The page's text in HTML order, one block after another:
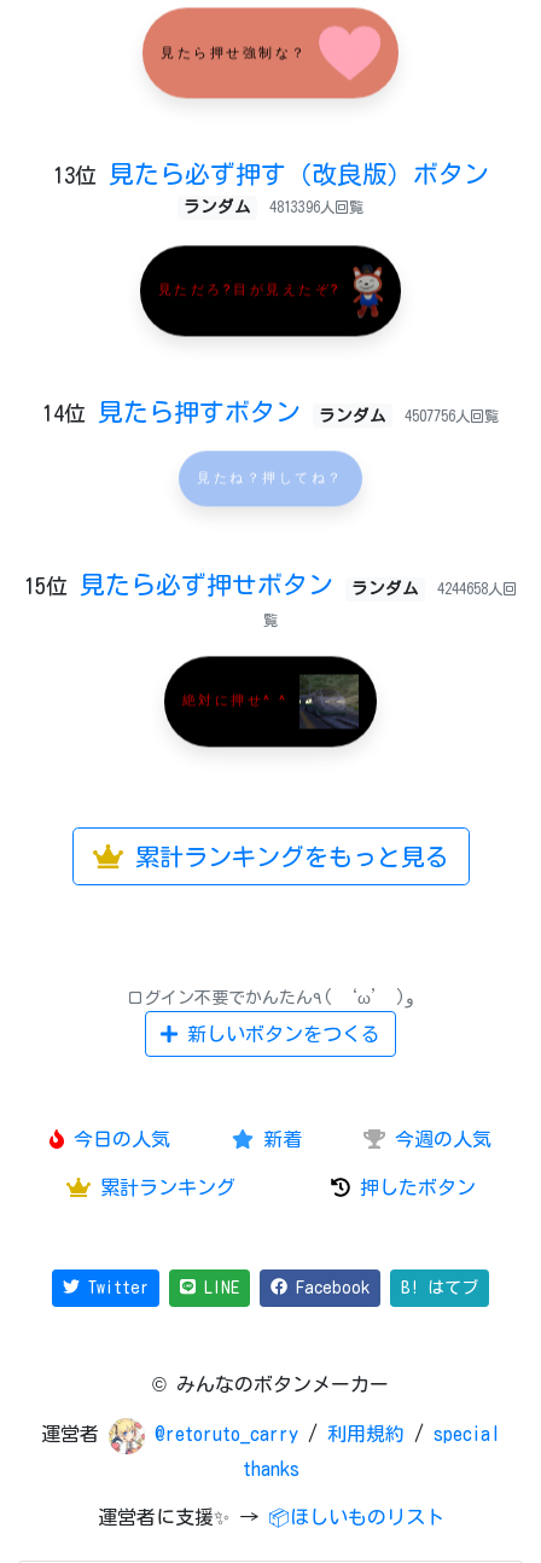
見たら押せ強制な？
13位 見たら必ず押す（改良版）ボタン
ランダム 4813396人回覧
見ただろ?目が見えたぞ?
14位 見たら押すボタン ランダム 4507756人回覧
見たね？押してね？
15位 見たら必ず押せボタン ランダム 4244658人回
覧
絶対に押せ^ ^
累計ランキングをもっと見る
ログイン不要でかんたん٩( ‘ω’ )و
新しいボタンをつくる
今日の人気 新着 今週の人気
累計ランキング 押したボタン
Twitter LINE Facebook B! はてブ
© みんなのボタンメーカー
運営者 @retoruto_carry / 利用規約 / special
thanks
運営者に支援✨ → 📦ほしいものリスト